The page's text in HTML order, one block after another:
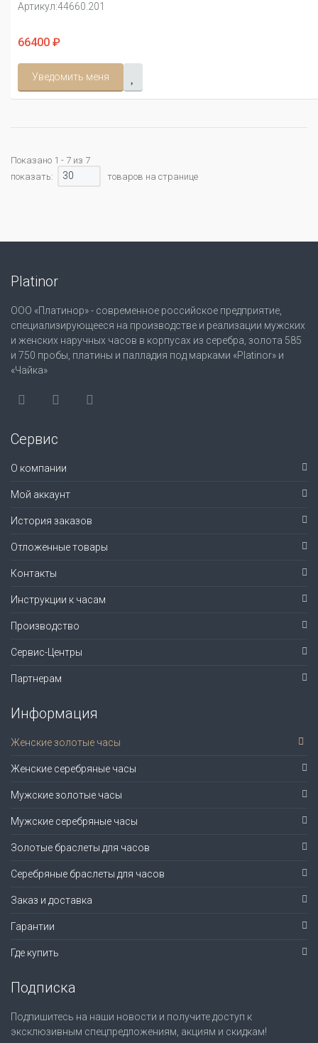
Артикул:44660.201
66400 ₽
Уведомить меня
Показано 1 - 7 из 7
показать:
30 товаров на странице
Platinor
ООО «Платинор» - современное российское предприятие,
специализирующееся на производстве и реализации мужских
и женских наручных часов в корпусах из серебра, золота 585
и 750 пробы, платины и палладия под марками «Platinor» и
«Чайка»
Сервис
О компании
Мой аккаунт
История заказов
Отложенные товары
Контакты
Инструкции к часам
Производство
Сервис-Центры
Партнерам
Информация
Женские золотые часы
Женские серебряные часы
Мужские золотые часы
Мужские серебряные часы
Золотые браслеты для часов
Серебряные браслеты для часов
Заказ и доставка
Гарантии
Где купить
Подписка
Подпишитесь на наши новости и получите доступ к
эксклюзивным спецпредложениям, акциям и скидкам!